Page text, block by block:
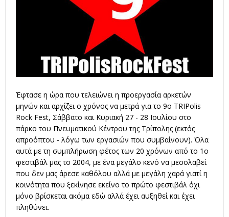
Έφτασε η ώρα που τελειώνει η προεργασία αρκετών
μηνών και αρχίζει ο χρόνος να μετρά για το 9ο TRIPolis
Rock Fest, Σάββατο και Κυριακή 27 - 28 Ιουλίου στο
πάρκο του Πνευματικού Κέντρου της Τρίπολης (εκτός
απροόπτου - λόγω των εργασιών που συμβαίνουν). Όλα
αυτά με τη συμπλήρωση φέτος των 20 χρόνων από το 1ο
φεστιβάλ μας το 2004, με ένα μεγάλο κενό να μεσολαβεί
που δεν μας άρεσε καθόλου αλλά με μεγάλη χαρά γιατί η
κοινότητα που ξεκίνησε εκείνο το πρώτο φεστιβάλ όχι
μόνο βρίσκεται ακόμα εδώ αλλά έχει αυξηθεί και έχει
πληθύνει.